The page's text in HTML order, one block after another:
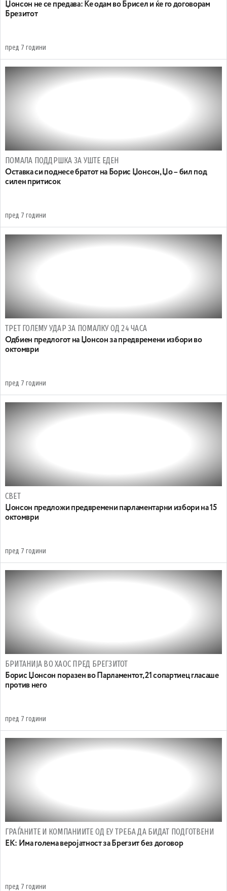
Џонсон не се предава: Ќе одам во Брисел и ќе го договорам
Брезитот
пред 7 години
ПОМАЛА ПОДДРШКА ЗА УШТЕ ЕДЕН
Оставка си поднесе братот на Борис Џонсон, Џо – бил под
силен притисок
пред 7 години
ТРЕТ ГОЛЕМУ УДАР ЗА ПОМАЛКУ ОД 24 ЧАСА
Одбиен предлогот на Џонсон за предвремени избори во
октомври
пред 7 години
СВЕТ
Џонсон предложи предвремени парламентарни избори на 15
октомври
пред 7 години
БРИТАНИЈА ВО ХАОС ПРЕД БРЕГЗИТОТ
Борис Џонсон поразен во Парламентот, 21 сопартиец гласаше
против него
пред 7 години
ГРАЃАНИТЕ И КОМПАНИИТЕ ОД ЕУ ТРЕБА ДА БИДАТ ПОДГОТВЕНИ
ЕК: Има голема веројатност за Брегзит без договор
пред 7 години